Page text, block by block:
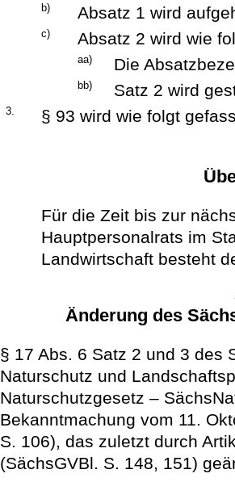
b) Absatz 1 wird
c) Absatz 2 wird wie
aa) Die
bb) Satz 2 wird
3. § 93 wird wie folgt
Für die Zeit bis zur
Hauptpersonalrats im
Landwirtschaft besteht
Änderung des
§ 17 Abs. 6 Satz 2 und 3 des
Naturschutz und
Naturschutzgesetz –
Bekanntmachung vom 11.
S. 106), das zuletzt durch
(SächsGVBl. S. 148, 151)